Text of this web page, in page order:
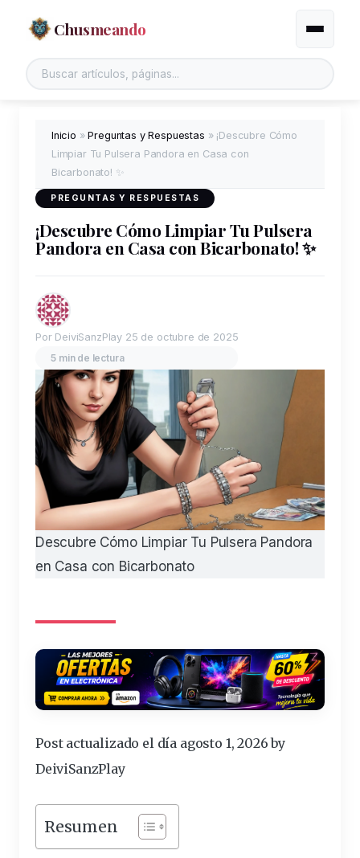
Chusmeando Alternar
Inicio »Preguntas y Respuestas » ¡Descubre Cómo
Limpiar Tu Pulsera Pandora en Casa con
Bicarbonato! ✨
PREGUNTAS Y RESPUESTAS
¡Descubre Cómo Limpiar Tu Pulsera
Pandora en Casa con Bicarbonato! ✨
Por DeiviSanzPlay 25 de octubre de 2025
5 min de lectura
Descubre Cómo Limpiar Tu Pulsera Pandora
en Casa con Bicarbonato
Post actualizado el día agosto 1, 2026 by
DeiviSanzPlay
Resumen